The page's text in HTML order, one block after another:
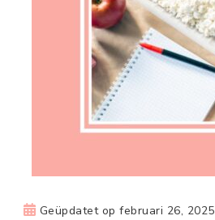
Geüpdatet opfebruari 26, 2025